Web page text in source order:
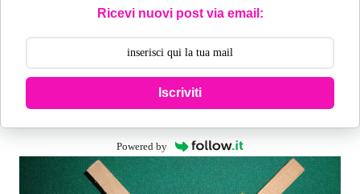
Ricevi nuovi post via email:
Iscriviti
Powered by